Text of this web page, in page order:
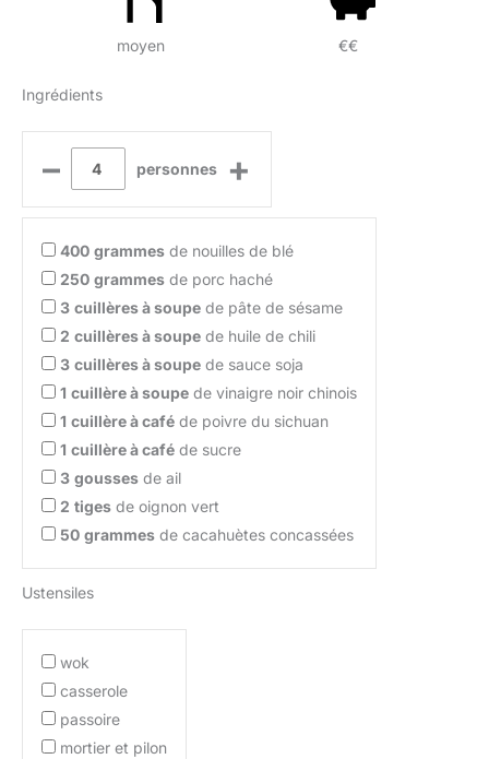
moyen €€
Ingrédients
– personnes +
400 grammes de nouilles de blé
250 grammes de porc haché
3 cuillères à soupe de pâte de sésame
2 cuillères à soupe de huile de chili
3 cuillères à soupe de sauce soja
1 cuillère à soupe de vinaigre noir chinois
1 cuillère à café de poivre du sichuan
1 cuillère à café de sucre
3 gousses de ail
2 tiges de oignon vert
50 grammes de cacahuètes concassées
Ustensiles
wok
casserole
passoire
mortier et pilon